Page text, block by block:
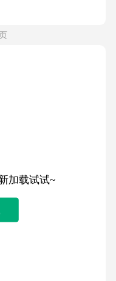
加载试试~